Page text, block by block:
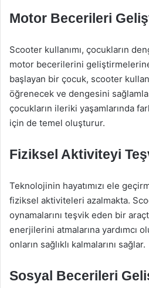
Motor Becerileri
Scooter kullanımı, çocukların
motor becerilerini
başlayan bir çocuk, scooter
öğrenecek ve dengesini
çocukların ileriki yaşamlarında
için de temel oluşturur.
Fiziksel Aktiviteyi
Teknolojinin hayatımızı ele
fiziksel aktiviteleri azalmakta.
oynamalarını teşvik eden bir
enerjilerini atmalarına yardımcı
onların sağlıklı kalmalarını sağlar.
Sosyal Becerileri